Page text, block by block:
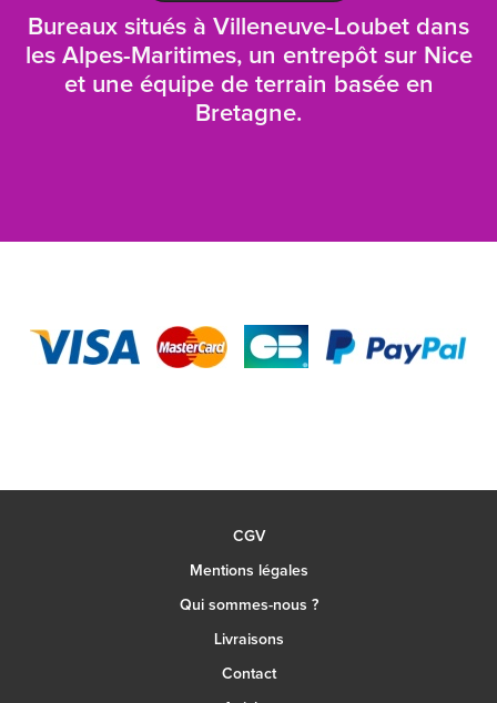
Bureaux situés à Villeneuve-Loubet dans
les Alpes-Maritimes, un entrepôt sur Nice
et une équipe de terrain basée en
Bretagne.
CGV
Mentions légales
Qui sommes-nous ?
Livraisons
Contact